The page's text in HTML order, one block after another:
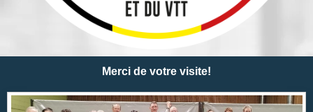
Merci de votre visite!